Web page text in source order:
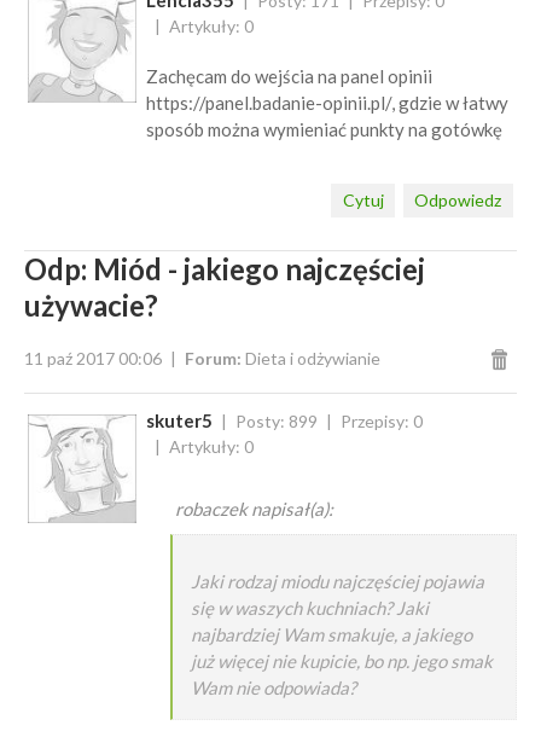
Artykuły: 0
Zachęcam do wejścia na panel opinii
https://panel.badanie-opinii.pl/, gdzie w łatwy
sposób można wymieniać punkty na gotówkę
Odpowiedz
Cytuj
Odp: Miód - jakiego najczęściej
używacie?
11 paź 2017 00:06 Forum: Dieta i odżywianie
skuter5 Posty: 899
Przepisy: 0
Artykuły: 0
robaczek napisał(a):
Jaki rodzaj miodu najczęściej pojawia
się w waszych kuchniach? Jaki
najbardziej Wam smakuje, a jakiego
już więcej nie kupicie, bo np. jego smak
Wam nie odpowiada?